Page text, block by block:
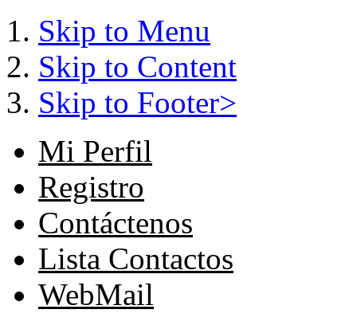
Skip to Menu
Skip to Content
Skip to Footer>
Mi Perfil
Registro
Contáctenos
Lista Contactos
WebMail